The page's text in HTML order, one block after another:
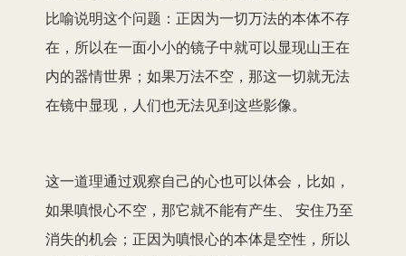
比喻说明这个问题：正因为一切万法的本体不存
在，所以在一面小小的镜子中就可以显现山王在
内的器情世界；如果万法不空，那这一切就无法
在镜中显现，人们也无法见到这些影像。
这一道理通过观察自己的心也可以体会，比如，
如果嗔恨心不空，那它就不能有产生、 安住乃至
消失的机会；正因为嗔恨心的本体是空性，所以